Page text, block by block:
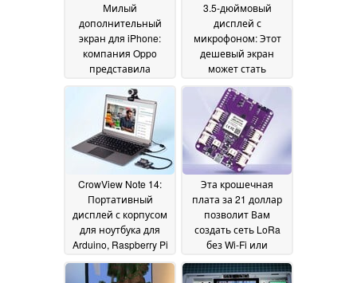
Милый
дополнительный
экран для iPhone:
компания Oppo
представила
обновленную
версию экрана
Bubble для селфи
June 2026
3.5-дюймовый
дисплей с
микрофоном: Этот
дешевый экран
может стать
концентратором
умного дома07 June
2026
CrowView Note 14:
Портативный
дисплей с корпусом
для ноутбука для
Arduino, Raspberry Pi
5 и многих других
устройств10 May 2026
Эта крошечная
плата за 21 доллар
позволит Вам
создать сеть LoRa
без Wi-Fi или
питания от сети19
April 2026